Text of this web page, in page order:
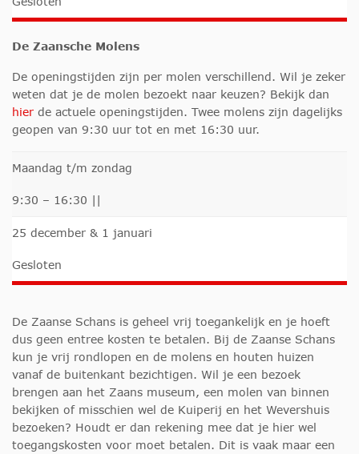
De Zaansche Molens
De openingstijden zijn per molen verschillend. Wil je zeker
weten dat je de molen bezoekt naar keuzen? Bekijk dan
hier de actuele openingstijden. Twee molens zijn dagelijks
geopen van 9:30 uur tot en met 16:30 uur.
Maandag t/m zondag
9:30 – 16:30 ||
25 december & 1 januari
Gesloten
De Zaanse Schans is geheel vrij toegankelijk en je hoeft
dus geen entree kosten te betalen. Bij de Zaanse Schans
kun je vrij rondlopen en de molens en houten huizen
vanaf de buitenkant bezichtigen. Wil je een bezoek
brengen aan het Zaans museum, een molen van binnen
bekijken of misschien wel de Kuiperij en het Wevershuis
bezoeken? Houdt er dan rekening mee dat je hier wel
toegangskosten voor moet betalen. Dit is vaak maar een